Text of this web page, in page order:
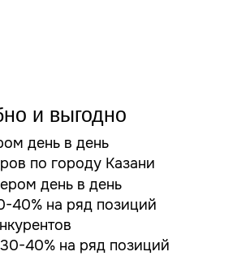
и выгодно
день в день
по городу Казани
40% на ряд позиций